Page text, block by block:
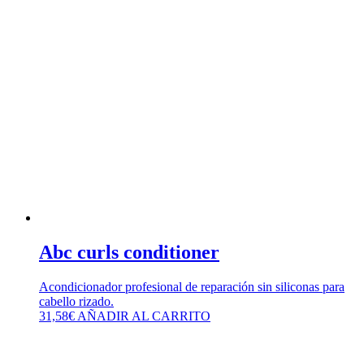
Abc curls conditioner
Acondicionador profesional de reparación sin siliconas para
cabello rizado.
31,58€ AÑADIR AL CARRITO